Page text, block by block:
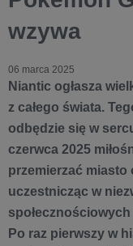
wzywa
06 marca 2025
Niantic ogłasza
z całego świata.
odbędzie się w
czerwca 2025
przemierzać miasto
uczestnicząc w
Po raz pierwszy w